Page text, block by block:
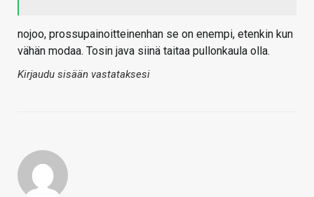
nojoo, prossupainoitteinenhan se on enempi, etenkin kun
vähän modaa. Tosin java siinä taitaa pullonkaula olla.
Kirjaudu sisään vastataksesi